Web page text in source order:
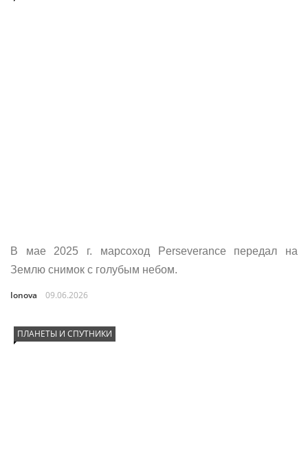
В мае 2025 г. марсоход Perseverance передал на
Землю снимок с голубым небом.
Ionova 09.06.2026
ПЛАНЕТЫ И СПУТНИКИ